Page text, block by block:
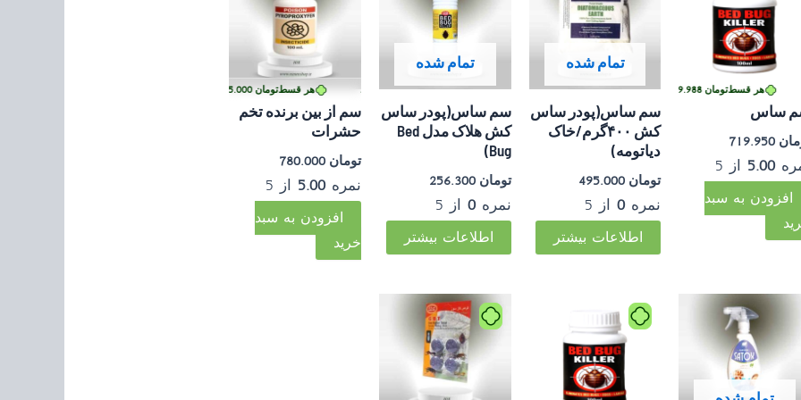
هر قسطتومان179.988 خرید قسطی با ترب‌پی بدون کارمزد
ساس
5.00 از 5
افزودن به سبد
تمام شده
سم ساس(پودر ساس
کش ۴۰۰گرم/خاک
دیاتومه)
تومان
نمره0از 5
اطلاعات بیشتر
تمام شده
سم ساس(پودر ساس
کش هلاک مدل Bed
Bug)
تومان 256.300
نمره0 از 5
اطلاعات بیشتر
هر قسطتومان195.000 هر قسطتومان195.000 خرید قسطی با ترب‌پی بدون کارمزد قسطی با ترب‌پی بدون کارمزد
سم از بین برنده تخم
حشرات
تومان 780.000
نمره5.00 از 5
افزودن به سبد
خرید